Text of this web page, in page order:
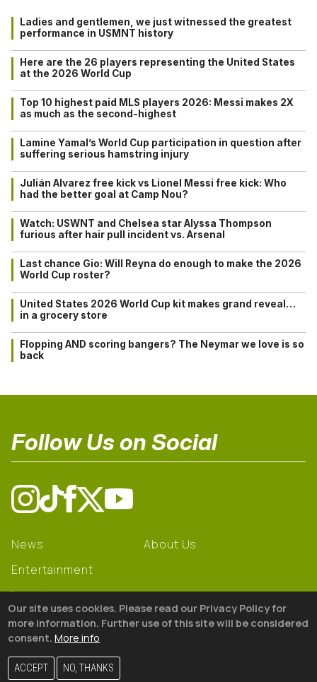
Ladies and gentlemen, we just witnessed the greatest
performance in USMNT history
Here are the 26 players representing the United States
at the 2026 World Cup
Top 10 highest paid MLS players 2026: Messi makes 2X
as much as the second-highest
Lamine Yamal’s World Cup participation in question after
suffering serious hamstring injury
Julián Alvarez free kick vs Lionel Messi free kick: Who
had the better goal at Camp Nou?
Watch: USWNT and Chelsea star Alyssa Thompson
furious after hair pull incident vs. Arsenal
Last chance Gio: Will Reyna do enough to make the 2026
World Cup roster?
United States 2026 World Cup kit makes grand reveal…
in a grocery store
Flopping AND scoring bangers? The Neymar we love is so
back
Follow Us on Social
News
Entertainment
Learning
Gear
About Us
© 2026 The18
Our site uses cookies. Please read our Privacy Policy for
more information. Further use of this site will be considered
consent. More info
ACCEPT NO, THANKS